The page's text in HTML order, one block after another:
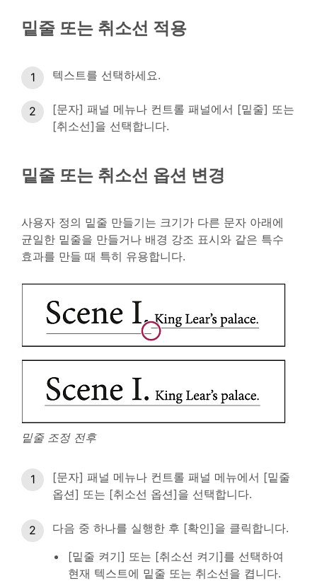
밑줄 또는 취소선 적용
텍스트를 선택하세요.
[문자] 패널 메뉴나 컨트롤 패널에서 [밑줄] 또는
[취소선]을 선택합니다.
밑줄 또는 취소선 옵션 변경
사용자 정의 밑줄 만들기는 크기가 다른 문자 아래에
균일한 밑줄을 만들거나 배경 강조 표시와 같은 특수
효과를 만들 때 특히 유용합니다.
밑줄 조정 전후
[문자] 패널 메뉴나 컨트롤 패널 메뉴에서 [밑줄
옵션] 또는 [취소선 옵션]을 선택합니다.
다음 중 하나를 실행한 후 [확인]을 클릭합니다.
[밑줄 켜기] 또는 [취소선 켜기]를 선택하여
현재 텍스트에 밑줄 또는 취소선을 켭니다.